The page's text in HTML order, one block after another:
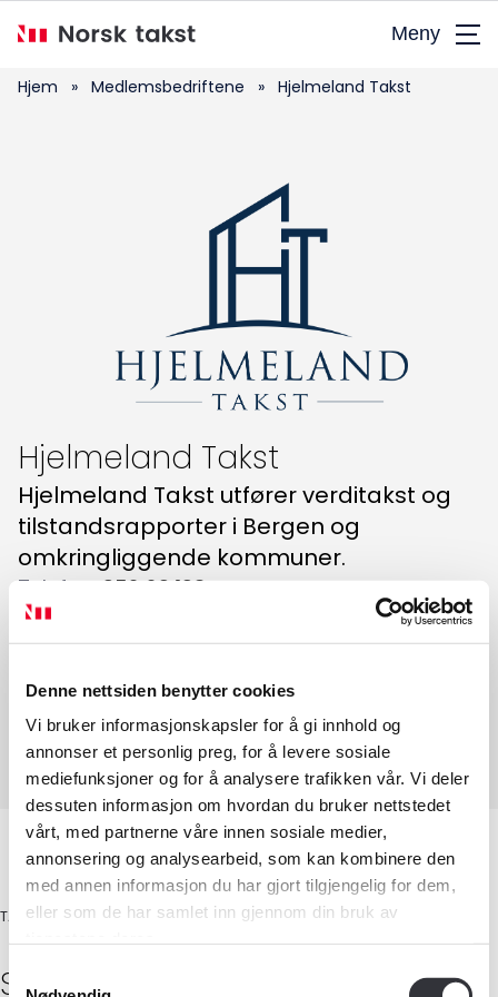
Denne nettsiden benytter cookies
Vi bruker informasjonskapsler for å gi innhold og
annonser et personlig preg, for å levere sosiale
mediefunksjoner og for å analysere trafikken vår. Vi deler
dessuten informasjon om hvordan du bruker nettstedet
vårt, med partnerne våre innen sosiale medier,
annonsering og analysearbeid, som kan kombinere den
med annen informasjon du har gjort tilgjengelig for dem,
eller som de har samlet inn gjennom din bruk av
Samtykkevalg
hovedinnhold
Meny
Hjem » Medlemsbedriftene » Hjelmeland Takst
Hjelmeland Takst
Hjelmeland Takst utfører verditakst og
tilstandsrapporter i Bergen og
omkringliggende kommuner.
Telefon
952 29 193
E-post
Adresse: Hjortevegen 17, 5236 RÅDAL
Tilstandsanalyse av boligeiendom
Verditaksering av bolig
TAKSTINGENIØR
Sindre Hjelmeland